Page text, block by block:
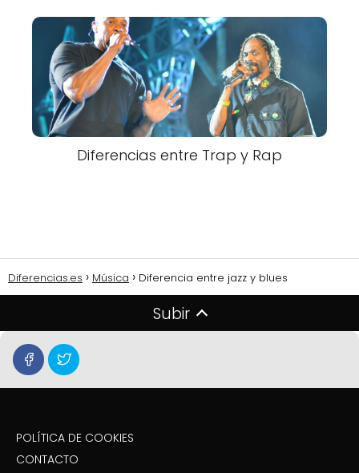
Diferencias entre Trap y Rap
Diferencias.es Música Diferencia entre jazz y blues
Subir
POLÍTICA DE COOKIES
CONTACTO